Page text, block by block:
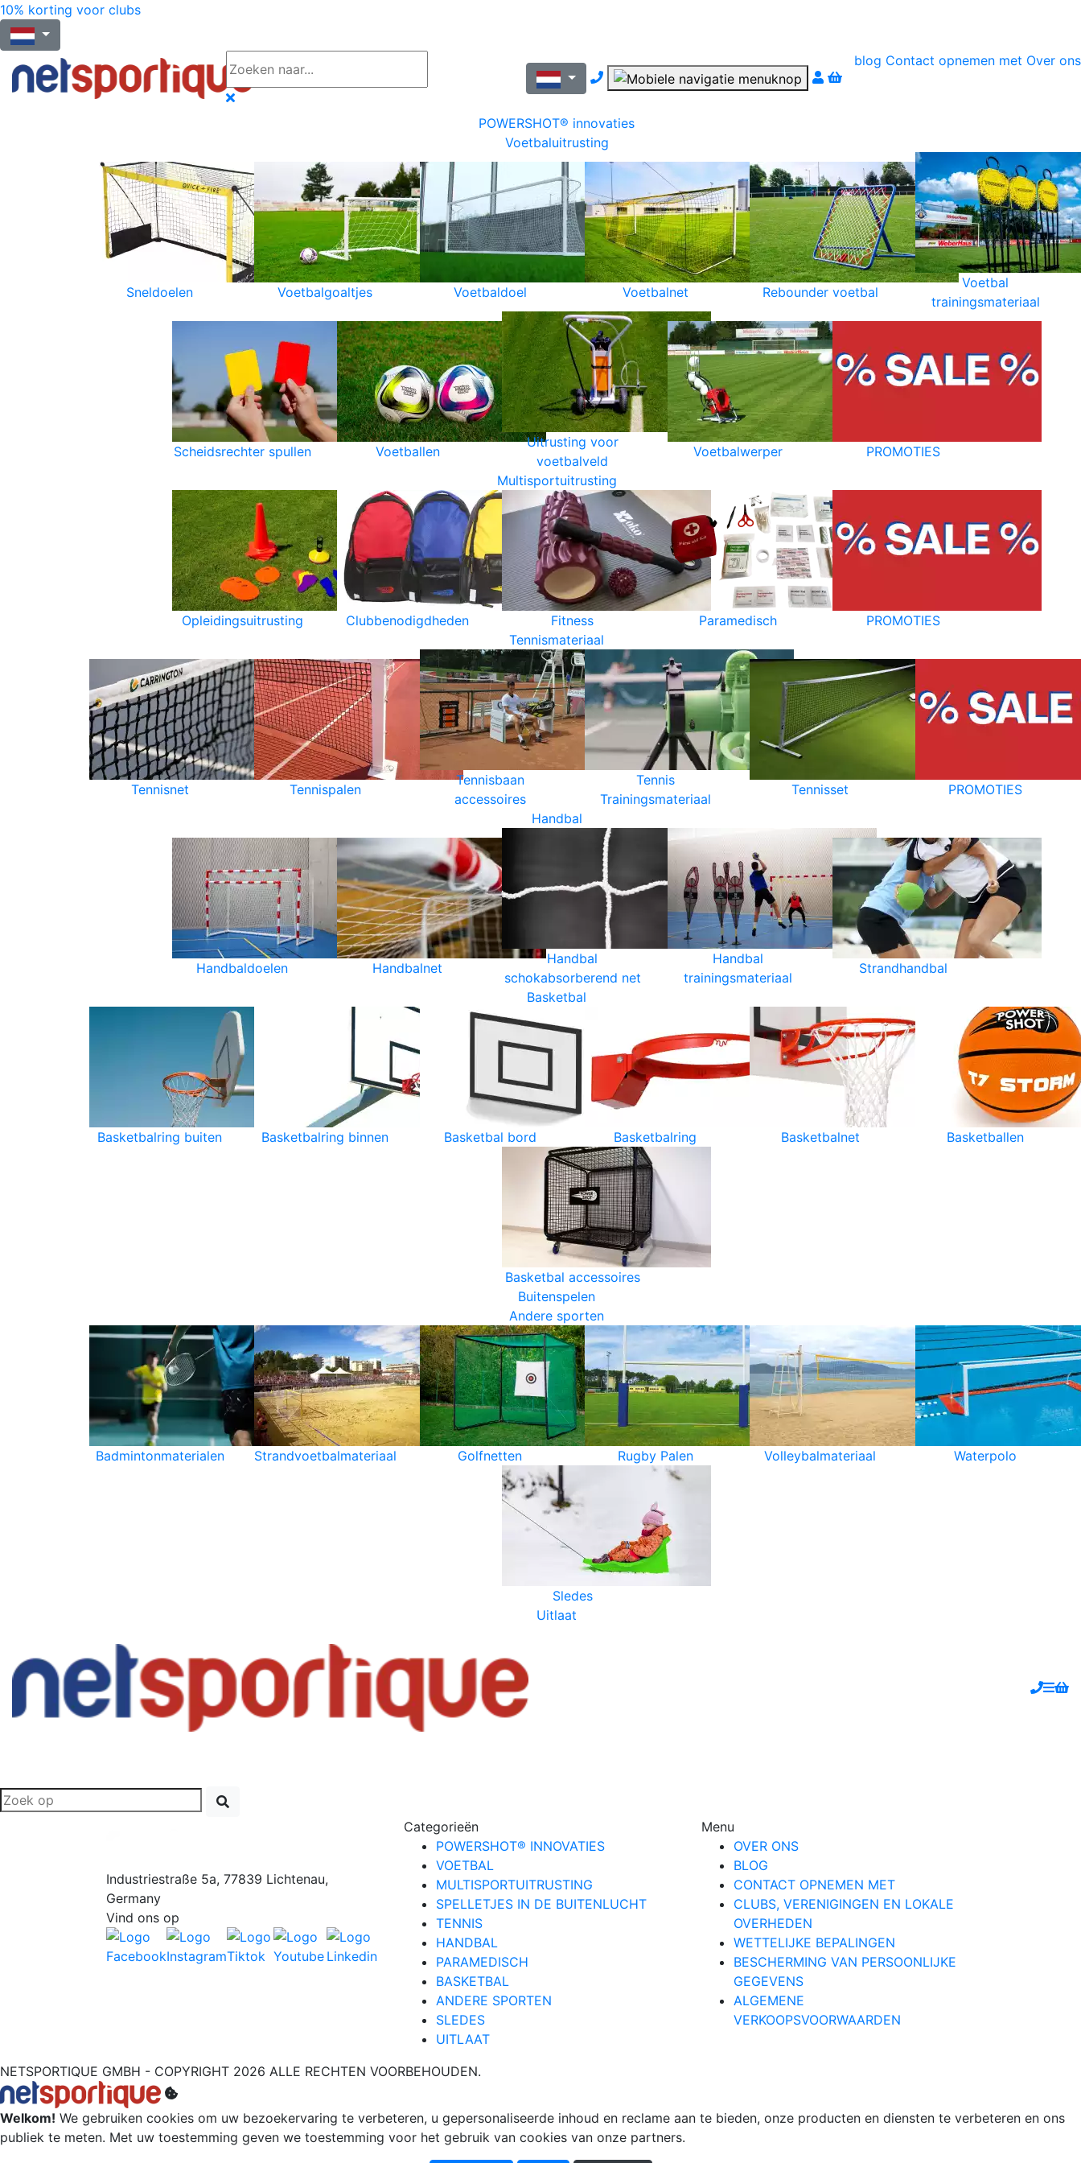
10% korting voor clubs
blog Contact opnemen met Over ons
Nous contacter par téléphone
POWERSHOT® innovaties
Voetbaluitrusting
Sneldoelen Voetbalgoaltjes Voetbaldoel Voetbalnet Rebounder voetbal
Voetbal
trainingsmateriaal
Scheidsrechter spullen Voetballen
Uitrusting voor
voetbalveld
Voetbalwerper
PROMOTIES
Multisportuitrusting
Opleidingsuitrusting Clubbenodigdheden Fitness Paramedisch
PROMOTIES
Tennismateriaal
Tennisnet Tennispalen
Tennisbaan
accessoires
Tennis
Trainingsmateriaal
Tennisset
PROMOTIES
Handbal
Handbaldoelen Handbalnet
Handbal
schokabsorberend net
Handbal
trainingsmateriaal
Strandhandbal
Basketbal
Basketbalring buiten Basketbalring binnen Basketbal bord Basketbalring Basketbalnet Basketballen
Basketbal accessoires
Buitenspelen
Andere sporten
Badmintonmaterialen Strandvoetbalmateriaal Golfnetten Rugby Palen Volleybalmateriaal Waterpolo
Sledes
Uitlaat
Industriestraße 5a, 77839 Lichtenau,
Germany
Vind ons op
Categorieën
POWERSHOT® INNOVATIES
VOETBAL
MULTISPORTUITRUSTING
SPELLETJES IN DE BUITENLUCHT
TENNIS
HANDBAL
PARAMEDISCH
BASKETBAL
ANDERE SPORTEN
SLEDES
UITLAAT
Menu
OVER ONS
BLOG
CONTACT OPNEMEN MET
CLUBS, VERENIGINGEN EN LOKALE
OVERHEDEN
WETTELIJKE BEPALINGEN
BESCHERMING VAN PERSOONLIJKE
GEGEVENS
ALGEMENE
VERKOOPSVOORWAARDEN
NETSPORTIQUE GMBH - COPYRIGHT 2026 ALLE RECHTEN VOORBEHOUDEN.
Welkom! We gebruiken cookies om uw bezoekervaring te verbeteren, u gepersonaliseerde inhoud en reclame aan te bieden, onze producten en diensten te verbeteren en ons
publiek te meten. Met uw toestemming geven we toestemming voor het gebruik van cookies van onze partners.